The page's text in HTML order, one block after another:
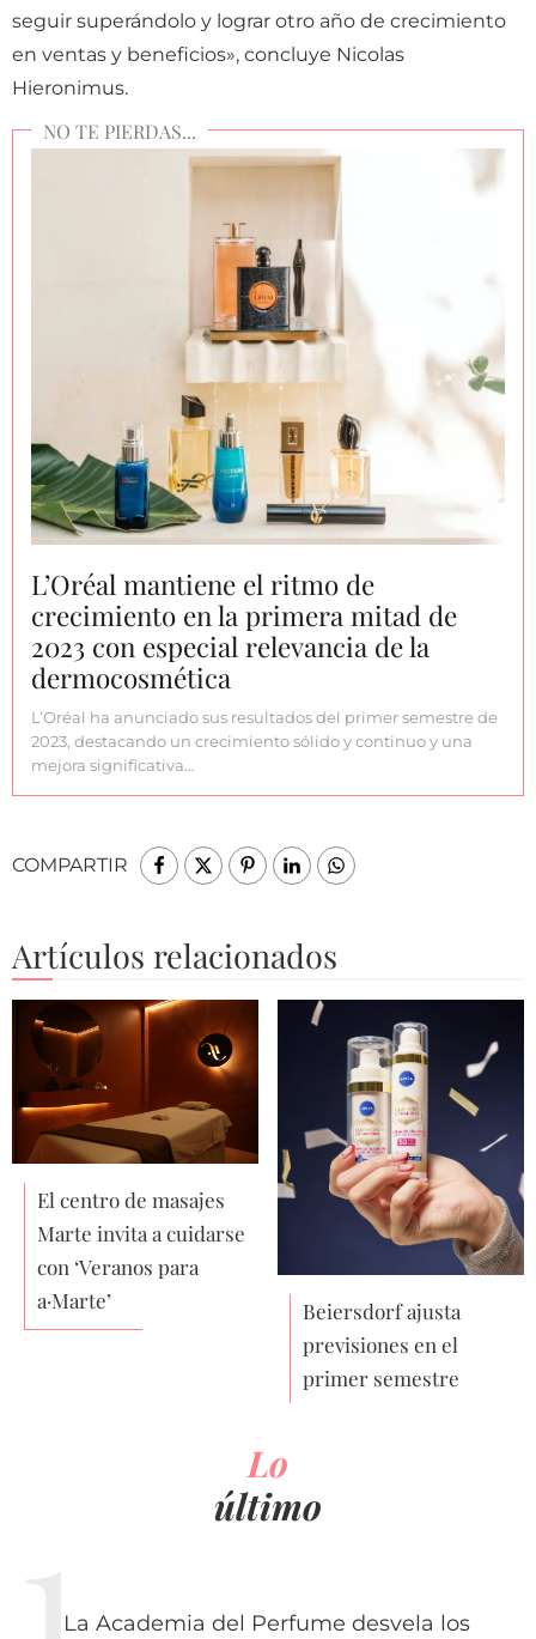
seguir superándolo y lograr otro año de crecimiento
en ventas y beneficios», concluye Nicolas
Hieronimus.
L’Oréal mantiene el ritmo de
crecimiento en la primera mitad de
2023 con especial relevancia de la
dermocosmética
L’Oréal ha anunciado sus resultados del primer semestre de
2023, destacando un crecimiento sólido y continuo y una
mejora significativa…
COMPARTIR
Artículos relacionados
El centro de masajes
Marte invita a cuidarse
con ‘Veranos para
a·Marte’
Beiersdorf ajusta
previsiones en el
primer semestre
Lo
último
La Academia del Perfume desvela los